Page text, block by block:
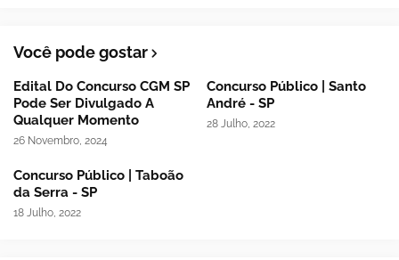
Você pode gostar
Edital Do Concurso CGM SP
Pode Ser Divulgado A
Qualquer Momento
26 Novembro, 2024
Concurso Público | Santo
André - SP
28 Julho, 2022
Concurso Público | Taboão
da Serra - SP
18 Julho, 2022